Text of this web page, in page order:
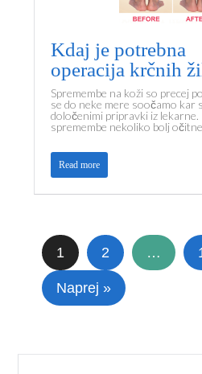
Kdaj je potrebna
operacija krčnih
Spremembe na koži so precej
se do neke mere soočamo kar
določenimi pripravki iz lekarne.
spremembe nekoliko bolj
Read more
1 2 …
Naprej »